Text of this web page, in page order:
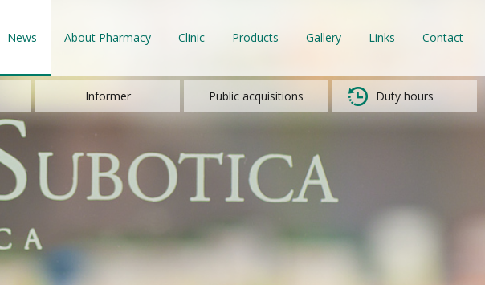
News About Pharmacy Clinic Products Gallery Links Contact
Informer Public acquisitions Duty hours